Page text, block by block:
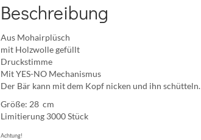
Beschreibung
Aus Mohairplüsch
mit Holzwolle gefüllt
Druckstimme
Mit YES-NO Mechanismus
Der Bär kann mit dem Kopf nicken und ihn schütteln.
Größe: 28 cm
Limitierung 3000 Stück
Achtung!